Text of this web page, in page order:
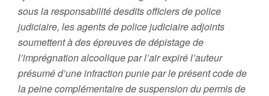
sous la responsabilité desdits officiers de police
judiciaire, les agents de police judiciaire adjoints
soumettent à des épreuves de dépistage de
l’imprégnation alcoolique par l’air expiré l’auteur
présumé d’une infraction punie par le présent code de
la peine complémentaire de suspension du permis de